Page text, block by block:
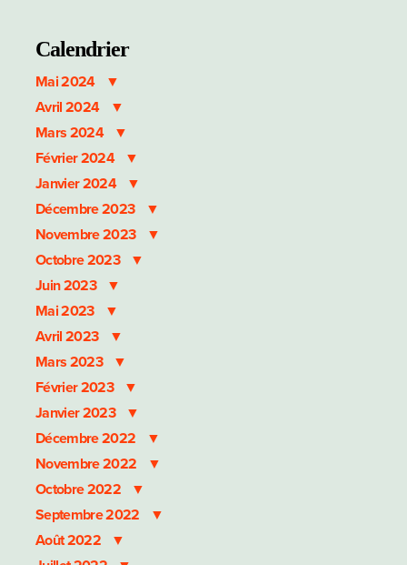
Calendrier
Mai 2024
Avril 2024
Mars 2024
Février 2024
Janvier 2024
Décembre 2023
Novembre 2023
Octobre 2023
Juin 2023
Mai 2023
Avril 2023
Mars 2023
Février 2023
Janvier 2023
Décembre 2022
Novembre 2022
Octobre 2022
Septembre 2022
Août 2022